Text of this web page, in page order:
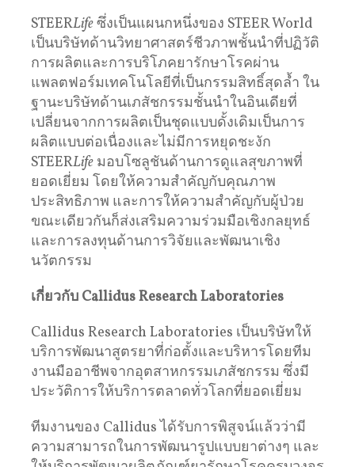
STEERLifeซึ่งเป็นแผนกหนึ่งของ STEER World
เป็นบริษัทด้านวิทยาศาสตร์ชีวภาพชั้นนำที่ปฏิวัติ
การผลิตและการบริโภคยารักษาโรคผ่าน
แพลตฟอร์มเทคโนโลยีที่เป็นกรรมสิทธิ์สุดล้ำ ใน
ฐานะบริษัทด้านเภสัชกรรมชั้นนำในอินเดียที่
เปลี่ยนจากการผลิตเป็นชุดแบบดั้งเดิมเป็นการ
ผลิตแบบต่อเนื่องและไม่มีการหยุดชะงัก
STEERLife มอบโซลูชันด้านการดูแลสุขภาพที่
ยอดเยี่ยม โดยให้ความสำคัญกับคุณภาพ
ประสิทธิภาพ และการให้ความสำคัญกับผู้ป่วย
ขณะเดียวกันก็ส่งเสริมความร่วมมือเชิงกลยุทธ์
และการลงทุนด้านการวิจัยและพัฒนาเชิง
นวัตกรรม
เกี่ยวกับ Callidus Research Laboratories
Callidus Research Laboratories เป็นบริษัทให้
บริการพัฒนาสูตรยาที่ก่อตั้งและบริหารโดยทีม
งานมืออาชีพจากอุตสาหกรรมเภสัชกรรม ซึ่งมี
ประวัติการให้บริการตลาดทั่วโลกที่ยอดเยี่ยม
ทีมงานของ Callidus ได้รับการพิสูจน์แล้วว่ามี
ความสามารถในการพัฒนารูปแบบยาต่างๆ และ